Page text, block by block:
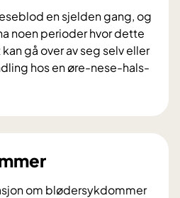
en sjelden gang, og
noen perioder hvor dette
gå over av seg selv eller
hos en øre-nese-hals-
om blødersykdommer